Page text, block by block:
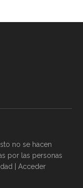
no se hacen
por las personas
Acceder